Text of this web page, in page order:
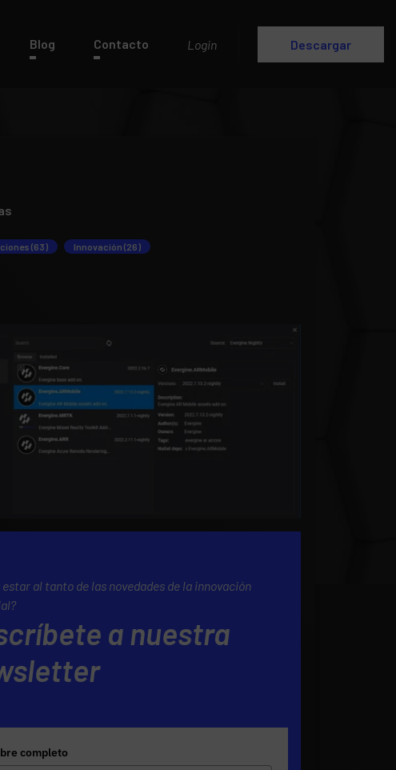
Blog Contacto Login Descargar
(63) Innovación (26)
estar al tanto de las novedades de la innovación
a nuestra
completo